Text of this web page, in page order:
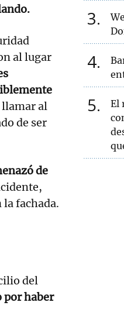
al lugar
llamar al
de ser
de
fachada.
del
por haber
3
4
5
El